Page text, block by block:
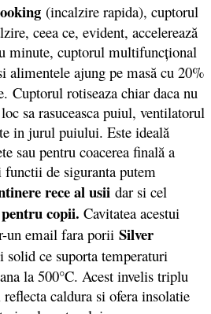
(incalzire rapida), cuptorul
ceea ce, evident, accelerează
minute, cuptorul multifuncţional
alimentele ajung pe masă cu 20%
Cuptorul rotiseaza chiar daca nu
sa rasuceasca puiul, ventilatorul
in jurul puiului. Este ideală
sau pentru coacerea finală a
functii de siguranta putem
rece al usii dar si cel
copii. Cavitatea acestui
un email fara porii Silver
solid ce suporta temperaturi
la 500°C. Acest invelis triplu
caldura si ofera insolatie